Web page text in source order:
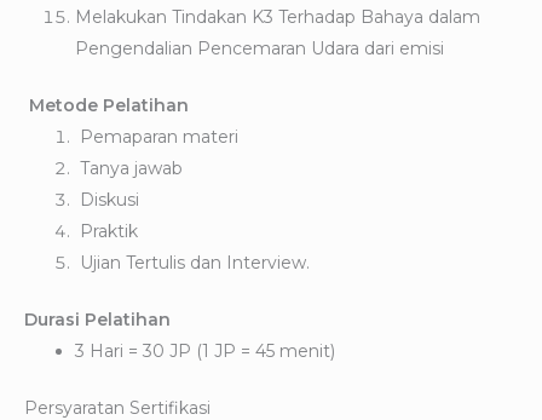
Melakukan Tindakan K3 Terhadap Bahaya dalam
Pengendalian Pencemaran Udara dari emisi
Metode Pelatihan
Pemaparan materi
Tanya jawab
Diskusi
Praktik
Ujian Tertulis dan Interview.
Durasi Pelatihan
3 Hari = 30 JP (1 JP = 45 menit)
Persyaratan Sertifikasi